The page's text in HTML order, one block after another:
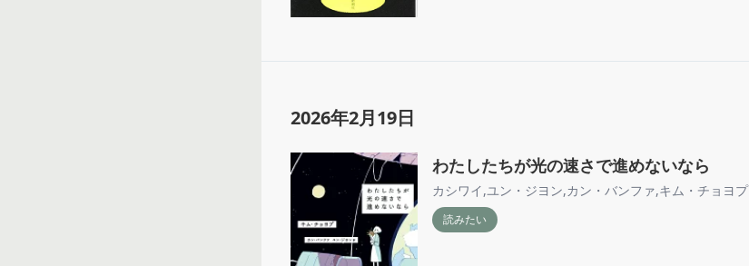
2026年2月19日
わたしたちが光の速さで進めないなら
カシワイ,ユン・ジヨン,カン・バンファ,キム・チョヨプ
読みたい